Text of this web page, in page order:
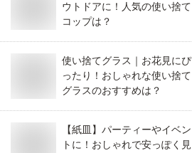
ウトドアに！人気の使い捨て
コップは？
使い捨てグラス｜お花見にぴ
ったり！おしゃれな使い捨て
グラスのおすすめは？
【紙皿】パーティーやイベン
トに！おしゃれで安っぽく見